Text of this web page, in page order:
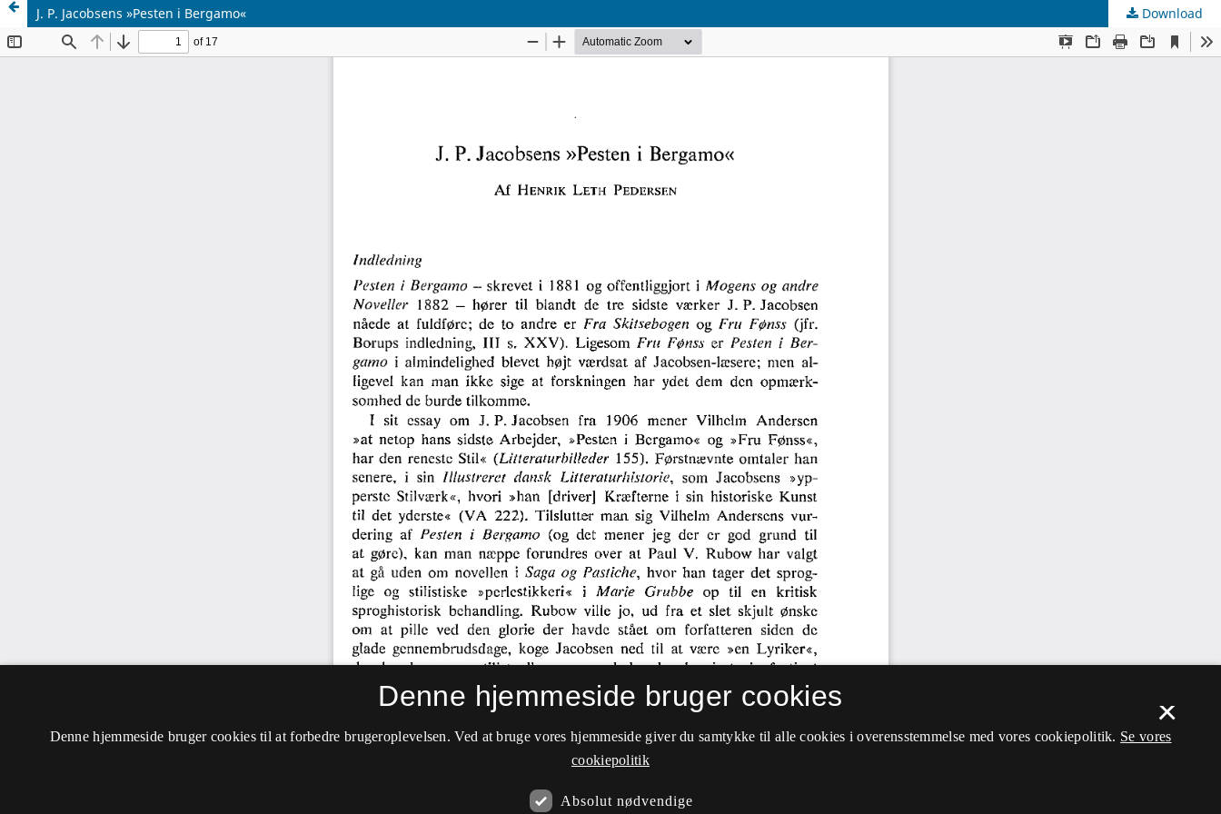
J. P. Jacobsens »Pesten i Bergamo« Download
×
Denne hjemmeside bruger cookies
Denne hjemmeside bruger cookies til at forbedre brugeroplevelsen. Ved at bruge vores hjemmeside giver du samtykke til alle cookies i overensstemmelse med vores cookiepolitik. Se vores
cookiepolitik
Absolut nødvendige